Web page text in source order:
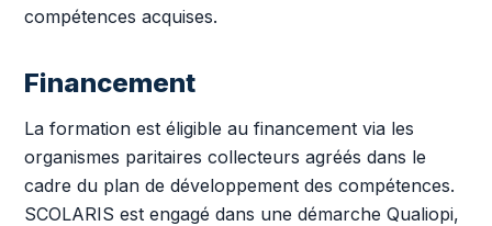
compétences acquises.
Financement
La formation est éligible au financement via les
organismes paritaires collecteurs agréés dans le
cadre du plan de développement des compétences.
SCOLARIS est engagé dans une démarche Qualiopi,